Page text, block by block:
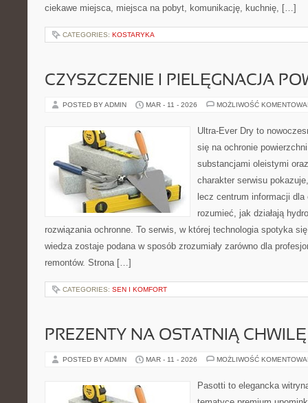
ciekawe miejsca, miejsca na pobyt, komunikację, kuchnię, […]
CATEGORIES: KOSTARYKA
CZYSZCZENIE I PIELĘGNACJA
POSTED BY ADMIN MAR - 11 - 2026 MOŻLIWOŚĆ
Ultra-Ever Dry to
się na ochronie
substancjami oleistymi
charakter serwisu
lecz centrum informacji
rozumieć, jak działają
rozwiązania ochronne. To serwis, w której technologia spotyka
wiedza zostaje podana w sposób zrozumiały zarówno dla
remontów. Strona […]
CATEGORIES: SEN I KOMFORT
PREZENTY NA OSTATNIĄ CHWILĘ
POSTED BY ADMIN MAR - 11 - 2026 MOŻLIWOŚĆ
Pasotti to elegancka